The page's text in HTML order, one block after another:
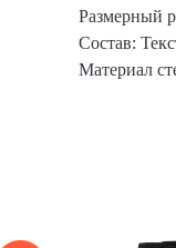
Размерный
Состав:
Материал